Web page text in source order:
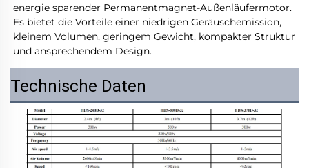
energie sparender Permanentmagnet-Außenläufermotor.
Es bietet die Vorteile einer niedrigen Geräuschemission,
kleinem Volumen, geringem Gewicht, kompakter Struktur
und ansprechendem Design.
Technische Daten